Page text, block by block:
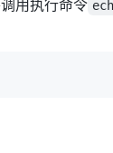
用执行命令